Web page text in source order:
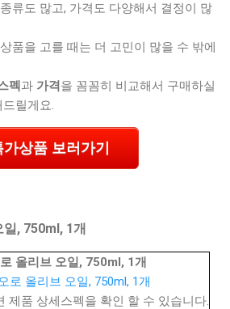
류도 많고, 가격도 다양해서 결정이 많
품을 고를 때는 더 고민이 많을 수 밖에
펙 과 가격 을 꼼꼼히 비교해서 구매하실
릴게요.
가상품 보러가기
, 750ml, 1개
올리브 오일, 750ml, 1개
제품 상세스펙을 확인 할 수 있습니다.